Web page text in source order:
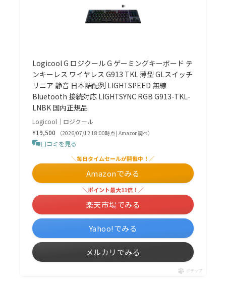
Logicool G ロジクール G ゲーミングキーボード テ
ンキーレス ワイヤレス G913 TKL 薄型 GLスイッチ
リニア 静音 日本語配列 LIGHTSPEED 無線
Bluetooth 接続対応 LIGHTSYNC RGB G913-TKL-
LNBK 国内正規品
Logicool｜ロジクール
¥19,500
（2026/07/12 18:00時点 | Amazon調べ）
口コミを見る
＼毎日タイムセールが開催中！／
Amazonでみる
＼ポイント最大11倍！／
楽天市場でみる
Yahoo!でみる
メルカリでみる
ポチップ